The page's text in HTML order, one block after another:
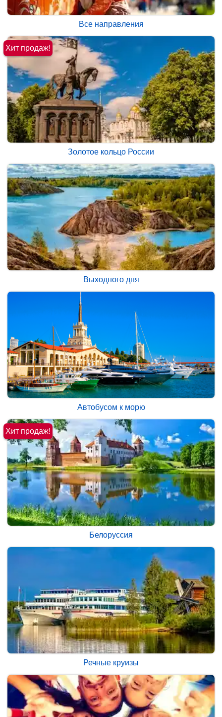
Все направления
Хит продаж!
Золотое кольцо России
Выходного дня
Автобусом к морю
Хит продаж!
Белоруссия
Речные круизы